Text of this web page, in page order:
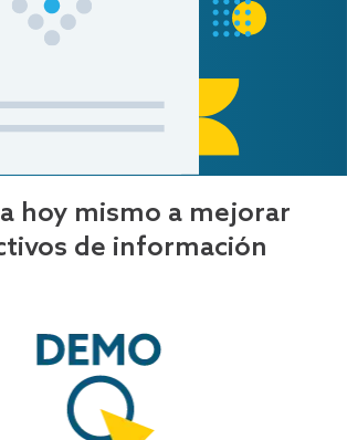
hoy mismo a mejorar
de información